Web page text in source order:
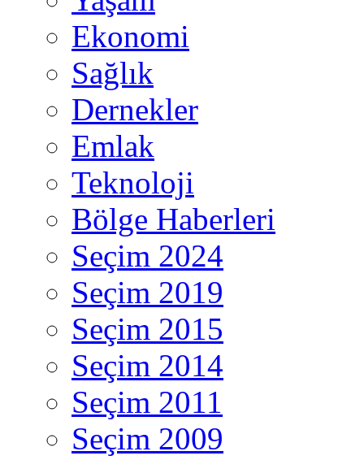
Ekonomi
Sağlık
Dernekler
Emlak
Teknoloji
Bölge Haberleri
Seçim 2024
Seçim 2019
Seçim 2015
Seçim 2014
Seçim 2011
Seçim 2009